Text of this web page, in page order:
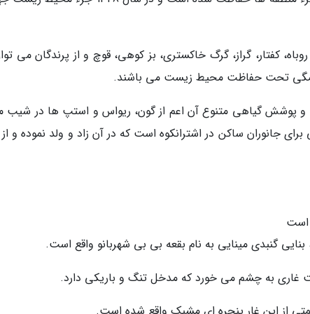
کفتار، گراز، گرگ خاکستری، بز کوهی، قوچ و از پرندگان می
همگی تحت حفاظت محیط زیست می باشند.
و پوشش گیاهی متنوع آن اعم از گون، ریواس و استپ ها در شیب
جانوران ساکن در اشترانکوه است که در آن زاد و ولد نموده و از
است
گنبدی مینایی به نام بقعه بی بی شهربانو واقع است.
غاری به چشم می خورد که مدخل تنگ و باریکی دارد.